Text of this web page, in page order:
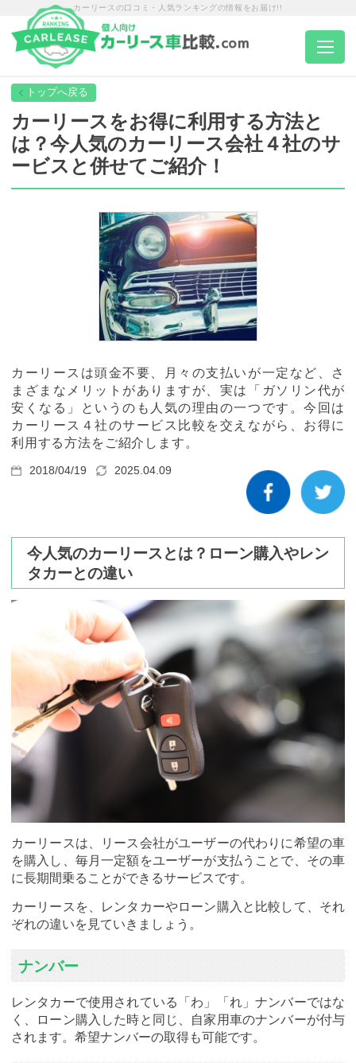
カーリースの口コミ・人気ランキングの情報をお届け!!
トップページ
カーリース一覧
エリア別店舗一覧
車種から選ぶ
お役立ち記事
閉じる
カーリースをお得に利用する方法と
は？今人気のカーリース会社４社のサ
ービスと併せてご紹介！
カーリースは頭金不要、月々の支払いが一定など、さ
まざまなメリットがありますが、実は「ガソリン代が
安くなる」というのも人気の理由の一つです。今回は
カーリース４社のサービス比較を交えながら、お得に
利用する方法をご紹介します。
2018/04/19 2025.04.09
今人気のカーリースとは？ローン購入やレン
タカーとの違い
カーリースは、リース会社がユーザーの代わりに希望の車
を購入し、毎月一定額をユーザーが支払うことで、その車
に長期間乗ることができるサービスです。
カーリースを、レンタカーやローン購入と比較して、それ
ぞれの違いを見ていきましょう。
ナンバー
レンタカーで使用されている「わ」「れ」ナンバーではな
く、ローン購入した時と同じ、自家用車のナンバーが付与
されます。希望ナンバーの取得も可能です。